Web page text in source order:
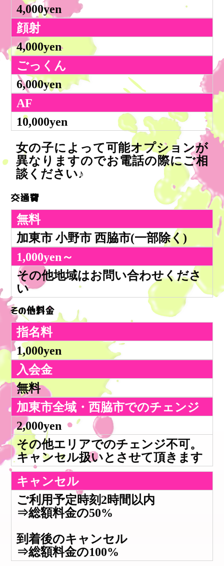
4,000yen
顔射
4,000yen
ごっくん
6,000yen
AF
10,000yen
女の子によって可能オプションが
異なりますのでお電話の際にご相
談ください♪
交通費
無料
加東市 小野市 西脇市(一部除く)
1,000yen～
その他地域はお問い合わせくださ
い
その他料金
指名料
1,000yen
入会金
無料
加東市全域・西脇市でのチェンジ
2,000yen
その他エリアでのチェンジ不可。
キャンセル扱いとさせて頂きます
キャンセル
ご利用予定時刻2時間以内
⇒総額料金の50%
到着後のキャンセル
⇒総額料金の100%